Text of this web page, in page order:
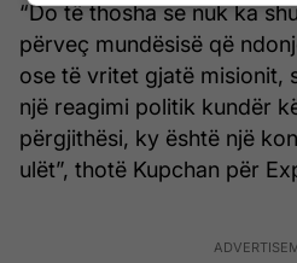
“Do të thosha se nuk ka
përveç mundësisë që
ose të vritet gjatë misionit,
një reagimi politik kundër
përgjithësi, ky është një
ulët”, thotë Kupchan për